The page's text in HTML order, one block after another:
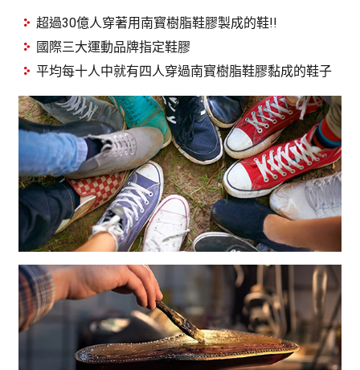
超過30億人穿著用南寳樹脂鞋膠製成的鞋!!
國際三大運動品牌指定鞋膠
平均每十人中就有四人穿過南寳樹脂鞋膠黏成的鞋子